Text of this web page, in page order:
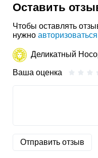
Оставить
Чтобы оставлять
нужно
Деликатный
Ваша оценка
Отправить отзыв